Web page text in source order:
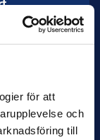
för att
och
till
(Blekinge